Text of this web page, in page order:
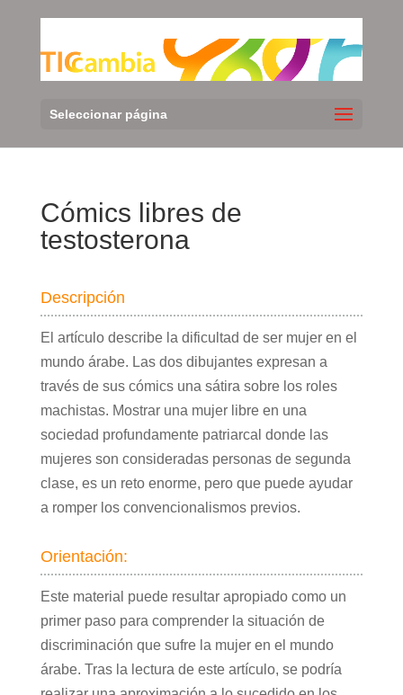
Seleccionar página
Cómics libres de
testosterona
Descripción
El artículo describe la dificultad de ser mujer en el
mundo árabe. Las dos dibujantes expresan a
través de sus cómics una sátira sobre los roles
machistas. Mostrar una mujer libre en una
sociedad profundamente patriarcal donde las
mujeres son consideradas personas de segunda
clase, es un reto enorme, pero que puede ayudar
a romper los convencionalismos previos.
Orientación:
Este material puede resultar apropiado como un
primer paso para comprender la situación de
discriminación que sufre la mujer en el mundo
árabe. Tras la lectura de este artículo, se podría